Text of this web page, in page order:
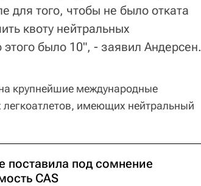
для того, чтобы не было отката
квоту нейтральных
было 10", - заявил Андерсен.
крупнейшие международные
легкоатлетов, имеющих нейтральный
поставила под сомнение
CAS